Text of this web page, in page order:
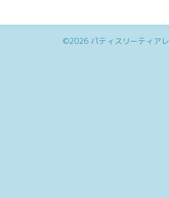
©2026 パティスリーティアレ